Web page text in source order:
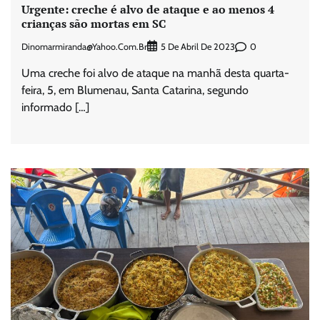
Urgente: creche é alvo de ataque e ao menos 4
crianças são mortas em SC
Dinomarmiranda@yahoo.com.br 5 De Abril De 2023 0
Uma creche foi alvo de ataque na manhã desta quarta-
feira, 5, em Blumenau, Santa Catarina, segundo
informado […]